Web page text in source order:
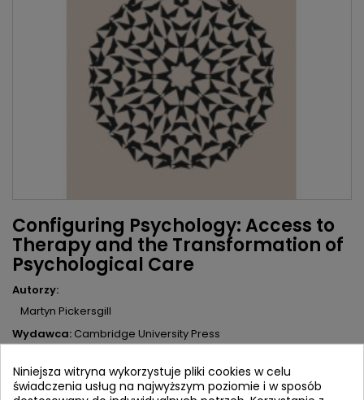
Configuring Psychology: Access to
Therapy and the Transformation of
Psychological Care
Autorzy:
Martyn Pickersgill
Wydawca: Cambridge University Press
181,44 zł 163,30 zł Zniżka 18,14 zł
Niniejsza witryna wykorzystuje pliki cookies w celu
świadczenia usług na najwyższym poziomie i w sposób